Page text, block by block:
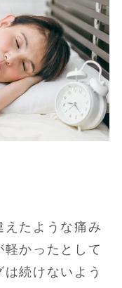
えたような痛み
かったとして
続けないよう